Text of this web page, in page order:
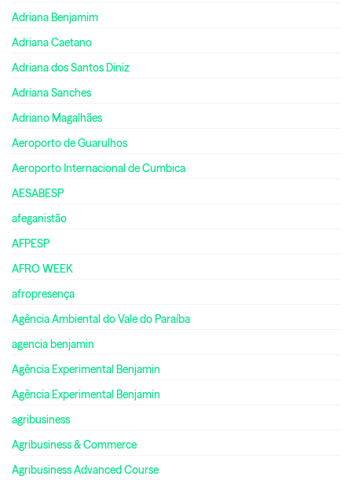
Adriana Benjamim
Adriana Caetano
Adriana dos Santos Diniz
Adriana Sanches
Adriano Magalhães
Aeroporto de Guarulhos
Aeroporto Internacional de Cumbica
AESABESP
afeganistão
AFPESP
AFRO WEEK
afropresença
Agência Ambiental do Vale do Paraíba
agencia benjamin
Agência Experimental Benjamin
Agência Experimental Benjamin
agribusiness
Agribusiness & Commerce
Agribusiness Advanced Course